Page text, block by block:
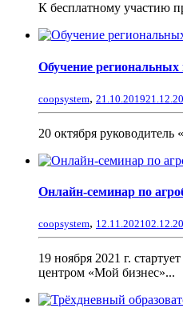
К бесплатному участию
Обучение региональных
coopsystem, 21.10.2019
20 октября
Онлайн-семинар по
coopsystem, 12.11.2021
19 ноября 2021 г.
центром «Мой бизнес»...